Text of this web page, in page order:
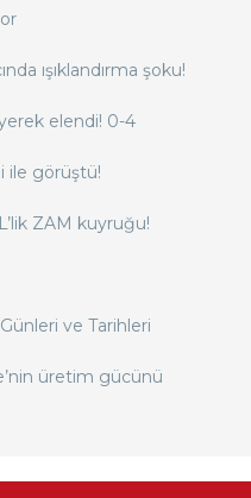
ışıklandırma şoku!
elendi! 0-4
ile görüştü!
ZAM kuyruğu!
ve Tarihleri
üretim gücünü